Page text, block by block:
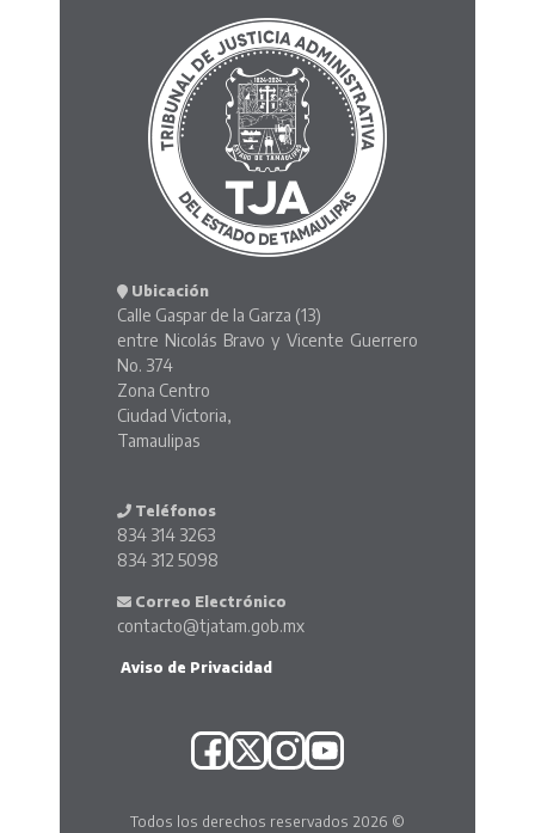
Ubicación
Calle Gaspar de la Garza (13)
entre Nicolás Bravo y Vicente Guerrero
No. 374
Zona Centro
Ciudad Victoria,
Tamaulipas
Teléfonos
834 314 3263
834 312 5098
Correo Electrónico
contacto@tjatam.gob.mx
Aviso de Privacidad
Todos los derechos reservados 2026 ©